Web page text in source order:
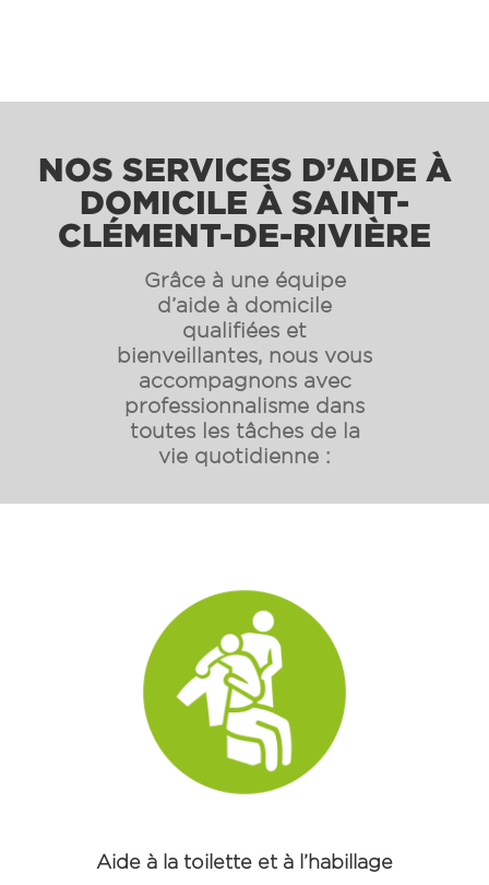
NOS SERVICES D’AIDE À
DOMICILE À SAINT-
CLÉMENT-DE-RIVIÈRE
Grâce à une équipe
d’aide à domicile
qualifiées et
bienveillantes, nous vous
accompagnons avec
professionnalisme dans
toutes les tâches de la
vie quotidienne :
Aide à la toilette et à l’habillage